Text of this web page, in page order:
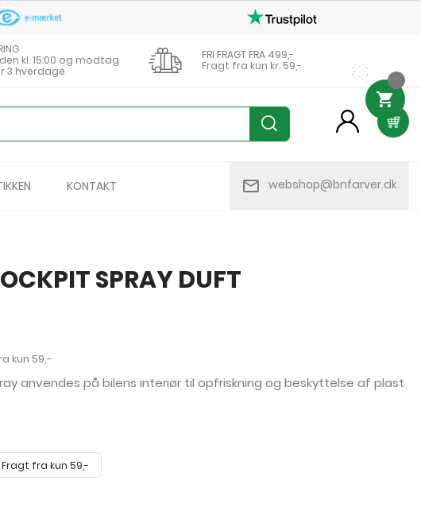
kl. 15:00 og modtag
3 hverdage
FRI FRAGT FRA 499,-
Fragt fra kun kr. 59,-
person
KONTAKT mail_outline webshop@bnfarver.dk
SPRAY DUFT
kun 59,-
anvendes på bilens interiør til opfriskning og beskyttelse af plast
Fragt fra kun 59,-
